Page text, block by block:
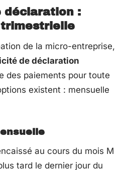
déclaration :
de la micro-entreprise,
de déclaration
des paiements pour toute
existent : mensuelle
au cours du mois M
tard le dernier jour du